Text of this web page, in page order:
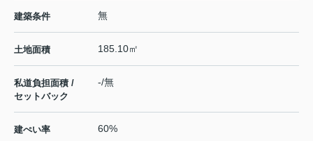
建築条件 無
土地面積 185.10㎡
私道負担面積 /
セットバック
-/無
建ぺい率 60%